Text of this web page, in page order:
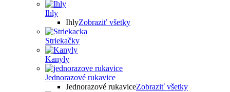
Ihly
IhlyZobraziť všetky
Striekačky
Kanyly
Jednorazové rukavice
Jednorazové rukaviceZobraziť všetky